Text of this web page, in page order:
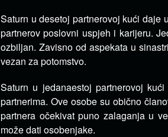
Saturn u desetoj partnerovoj kući daje
partnerov poslovni uspjeh i karijeru.
ozbiljan. Zavisno od aspekata u
vezan za potomstvo.
Saturn u jedanaestoj partnerovoj
partnerima. Ove osobe su obično
partnera očekivat puno zalaganja u
može dati osobenjake.